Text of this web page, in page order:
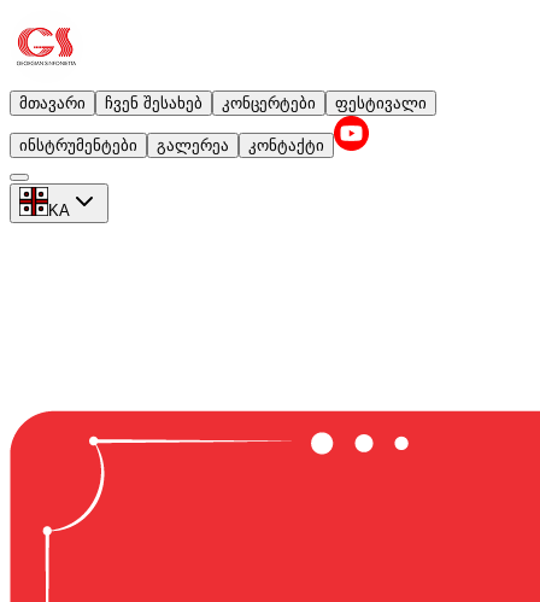
მთავარი ჩვენ შესახებ კონცერტები ფესტივალი
ინსტრუმენტები გალერეა კონტაქტი
KA